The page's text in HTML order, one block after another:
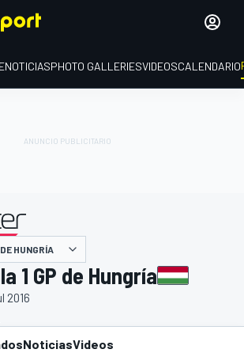
NOTICIASPHOTO GALLERIESVIDEOSCALENDARIO
HUNGRÍA
1 GP de Hungría
2016
NoticiasVideos